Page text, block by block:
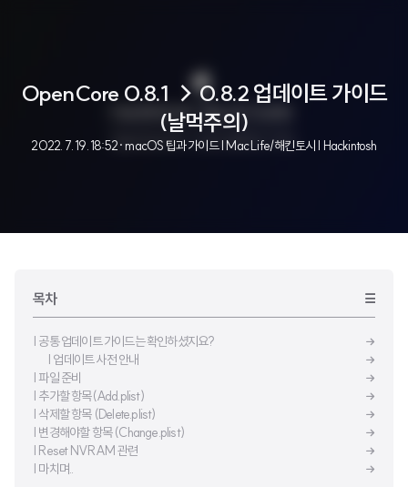
OpenCore 0.8.1 → 0.8.2 업데이트 가이드
(날먹주의)
2022. 7. 19. 18:52· macOS 팁과 가이드 | Mac Life/해킨토시 | Hackintosh
목차
| 공통 업데이트 가이드는 확인하셨지요?
| 업데이트 사전 안내
| 파일 준비
| 추가할 항목(Add.plist)
| 삭제할 항목 (Delete.plist)
| 변경해야할 항목 (Change.plist)
| Reset NVRAM 관련
| 마치며..